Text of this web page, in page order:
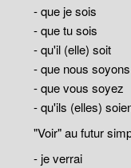
- que je sois
- que tu sois
- qu'il (elle) soit
- que nous soyons
- que vous soyez
- qu'ils (elles)
"Voir" au futur
- je verrai